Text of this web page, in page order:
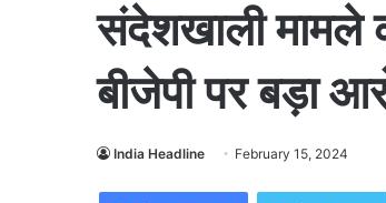
संदेशखाली मामले
बीजेपी पर बड़ा
India Headline February 15, 2024